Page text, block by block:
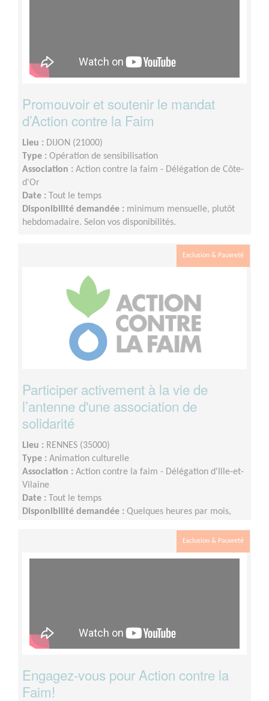
Promouvoir et soutenir le mandat
d’Action contre la Faim
Lieu : DIJON (21000)
Type : Opération de sensibilisation
Association : Action contre la faim - Délégation de Côte-
d'Or
Date :
Tout le temps
Disponibilité demandée : minimum mensuelle, plutôt
hebdomadaire. Selon vos disponibilités.
Exclusion & Pauvreté
Participer activement à la vie de
l’antenne d'une association de
solidarité
Lieu : RENNES (35000)
Type : Animation culturelle
Association : Action contre la faim - Délégation d'Ille-et-
Vilaine
Date :
Tout le temps
Disponibilité demandée : Quelques heures par mois,
Exclusion & Pauvreté
Engagez-vous pour Action contre la
Faim!